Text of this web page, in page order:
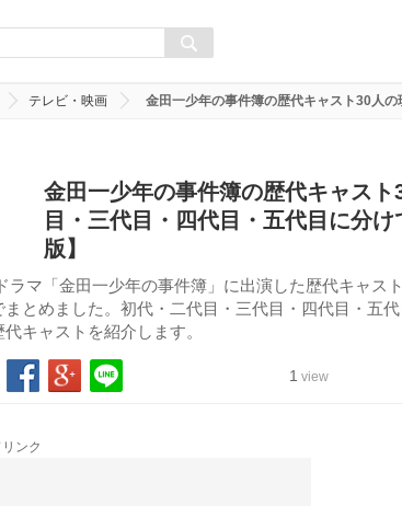
テレビ・映画 金田一少年の事件簿の歴代キャスト30人
金田一少年の事件簿の歴代キャス
目・三代目・四代目・五代目に分
版】
ラマ「金田一少年の事件簿」に出演した歴代キャス
まとめました。初代・二代目・三代目・四代目・五
キャストを紹介します。
1 view
ンク